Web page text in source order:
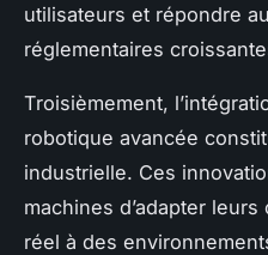
utilisateurs et répondre
réglementaires
Troisièmement,
robotique avancée
industrielle. Ces
machines d’adapter
réel à des